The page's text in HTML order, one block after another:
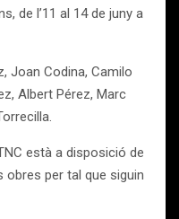
de l’11 al 14 de juny a
Joan Codina, Camilo
Albert Pérez, Marc
està a disposició de
obres per tal que siguin